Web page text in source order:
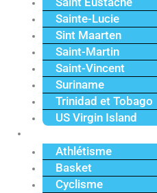
Sainte-Lucie
Sint Maarten
Saint-Martin
Saint-Vincent
Suriname
Trinidad et Tobago
US Virgin Island
Athlétisme
Basket
Cyclisme